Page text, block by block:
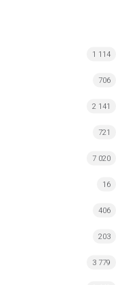
1 114
706
2 141
721
7 020
16
406
203
3 779